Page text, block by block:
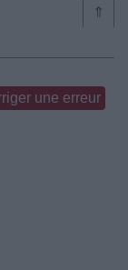
⇑
une erreur